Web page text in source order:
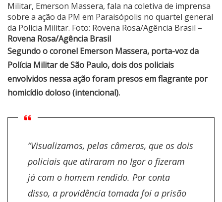
Militar, Emerson Massera, fala na coletiva de imprensa
sobre a ação da PM em Paraisópolis no quartel general
da Polícia Militar. Foto: Rovena Rosa/Agência Brasil –
Rovena Rosa/Agência Brasil
Segundo o coronel Emerson Massera, porta-voz da
Polícia Militar de São Paulo, dois dos policiais
envolvidos nessa ação foram presos em flagrante por
homicídio doloso (intencional).
“Visualizamos, pelas câmeras, que os dois
policiais que atiraram no Igor o fizeram
já com o homem rendido. Por conta
disso, a providência tomada foi a prisão